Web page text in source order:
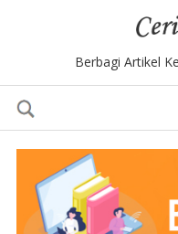
Berbagi Artikel